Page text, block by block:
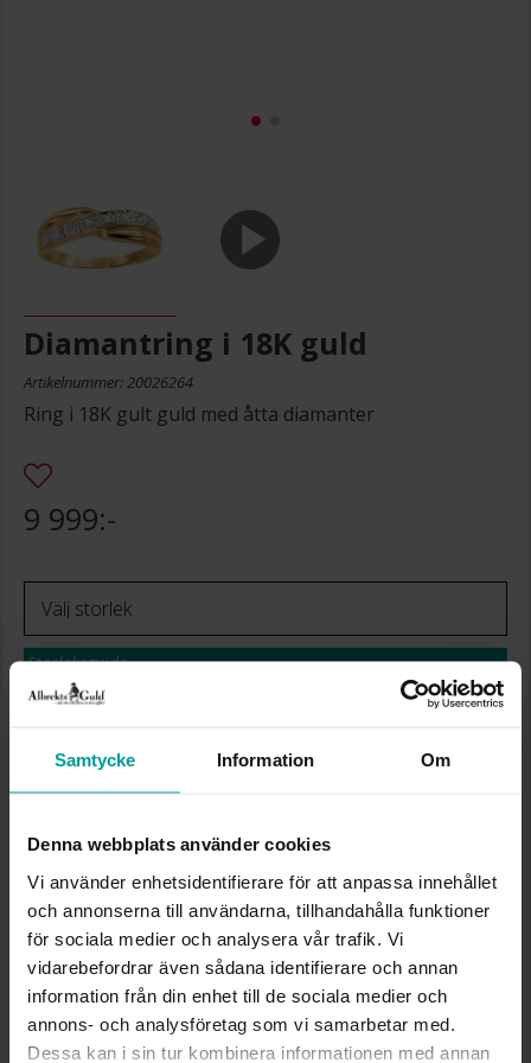
Samtycke Information Om
Denna webbplats använder cookies
Vi använder enhetsidentifierare för att anpassa innehållet
och annonserna till användarna, tillhandahålla funktioner
för sociala medier och analysera vår trafik. Vi
vidarebefordrar även sådana identifierare och annan
information från din enhet till de sociala medier och
annons- och analysföretag som vi samarbetar med.
Dessa kan i sin tur kombinera informationen med annan
Diamantring i 18K guld
Artikelnummer: 20026264
Ring i 18K gult guld med åtta diamanter
9 999:-
Storleksguide
Presentinslagning
✅ Alltid grymma deals.
✅ Fri frakt till ombud vid köp över 500 kr.
VÄLJ STORLEK FÖR ATT LÄGGA I
VARUKORGEN
INFO
BREDD CA (MM)
1.9 - 4.7